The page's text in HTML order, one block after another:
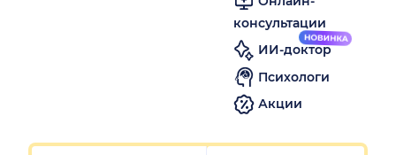
консультации
ИИ-доктор
Психологи
Акции